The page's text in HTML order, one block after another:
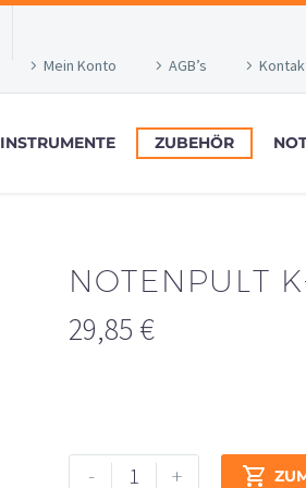
Mein Konto
AGB’s
INSTRUMENTE ZUBEHÖR
NOTENPULT
29,85 €
-
Notenpult
+ 
Alternative: